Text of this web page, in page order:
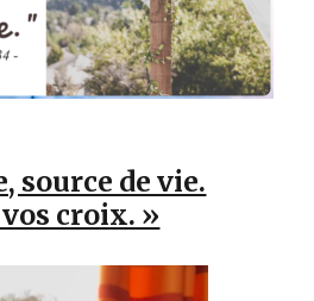
source de vie.
croix. »